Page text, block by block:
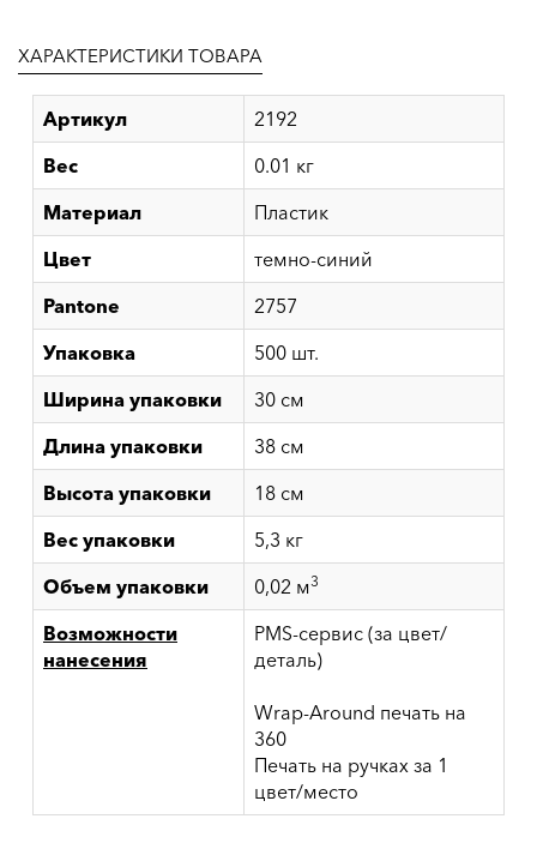
ХАРАКТЕРИСТИКИ ТОВАРА
Артикул
2192
Вес
0.01 кг
Материал
Пластик
Цвет
темно-синий
Pantone
2757
Упаковка
500 шт.
Ширина упаковки
30 см
Длина упаковки
38 см
Высота упаковки
18 см
Вес упаковки
5,3 кг
Объем упаковки
0,02 м3
Возможности
нанесения
PMS-сервис (за цвет/
деталь)
Wrap-Around печать на
360
Печать на ручках за 1
цвет/место